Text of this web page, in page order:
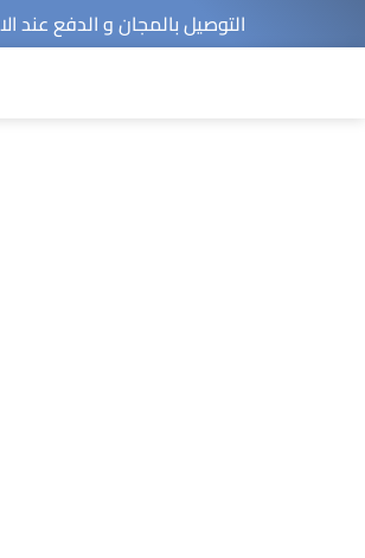
التوصيل بالمجان و الدفع عند